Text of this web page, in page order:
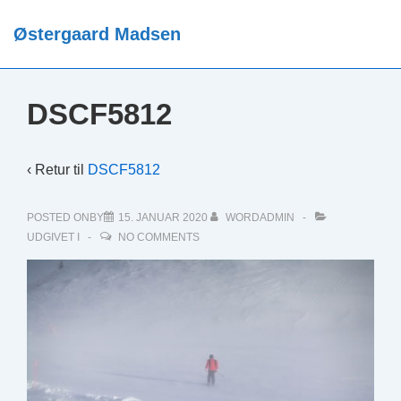
HopØstergaard Madsen
DSCF5812
‹ Retur til DSCF5812
POSTED ONBY 15. JANUAR 2020
WORDADMIN
UDGIVET I
NO COMMENTS